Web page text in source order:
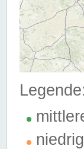
Legende: